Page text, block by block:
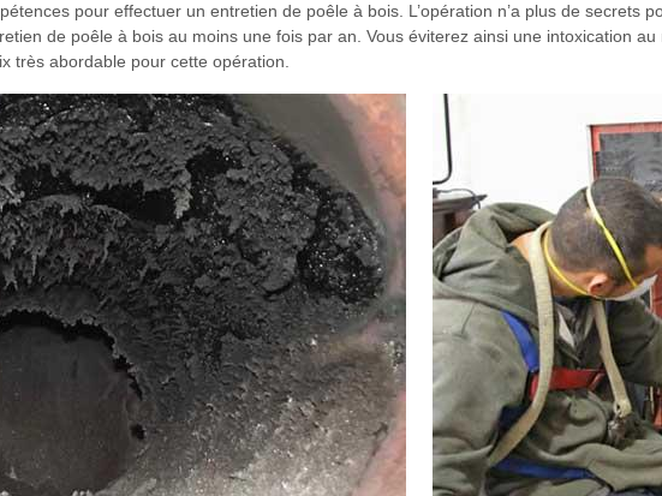
pour effectuer un entretien de poêle à bois. L’opération n’a plus de secrets
de poêle à bois au moins une fois par an. Vous éviterez ainsi une intoxication
très abordable pour cette opération.